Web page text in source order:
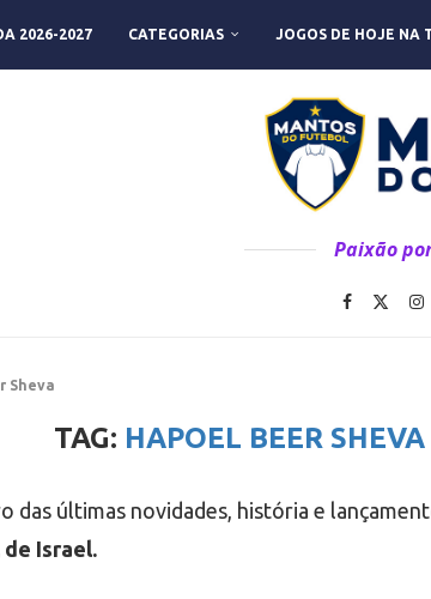
2026-2027 CATEGORIAS JOGOS DE HOJE NA
Paixão
Sheva
TAG: HAPOEL BEER SHEVA
das últimas novidades, história e
de Israel.